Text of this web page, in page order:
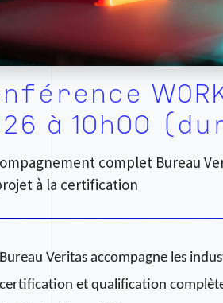
à 10h00
complet Bureau
à la certification
Bureau Veritas accompagne les
certification et qualification